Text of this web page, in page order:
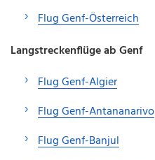
Flug Genf-Österreich
Langstreckenflüge ab Genf
Flug Genf-Algier
Flug Genf-Antananarivo
Flug Genf-Banjul